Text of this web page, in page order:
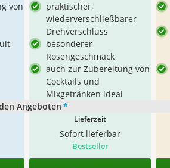
von
praktischer,
wiederverschließbarer
Drehverschluss
besonderer
Rosengeschmack
auch zur Zubereitung von
Cocktails und
Mixgetränken ideal
Angeboten *
Lieferzeit
Sofort lieferbar
Bestseller